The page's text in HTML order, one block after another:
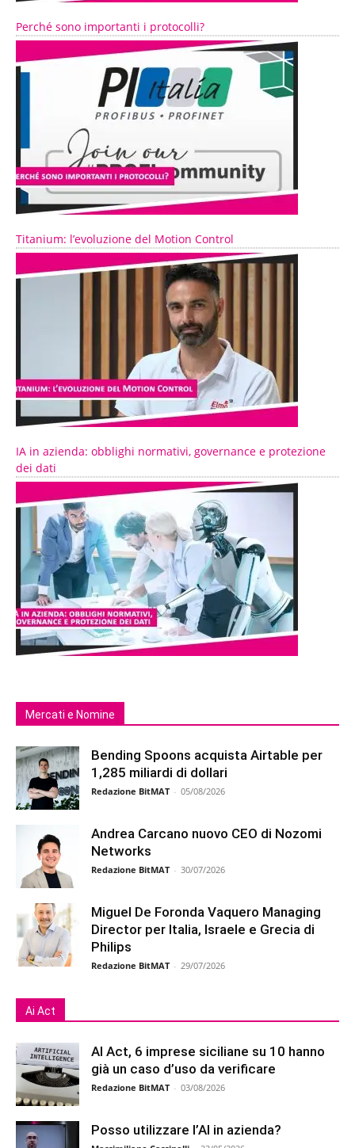
Perché sono importanti i protocolli?
Titanium: l’evoluzione del Motion Control
IA in azienda: obblighi normativi, governance e protezione
dei dati
Mercati e Nomine
Bending Spoons acquista Airtable per
1,285 miliardi di dollari
Redazione BitMAT - 05/08/2026
Andrea Carcano nuovo CEO di Nozomi
Networks
Redazione BitMAT - 30/07/2026
Miguel De Foronda Vaquero Managing
Director per Italia, Israele e Grecia di
Philips
Redazione BitMAT - 29/07/2026
Ai Act
AI Act, 6 imprese siciliane su 10 hanno
già un caso d’uso da verificare
Redazione BitMAT - 03/08/2026
Posso utilizzare l’AI in azienda?